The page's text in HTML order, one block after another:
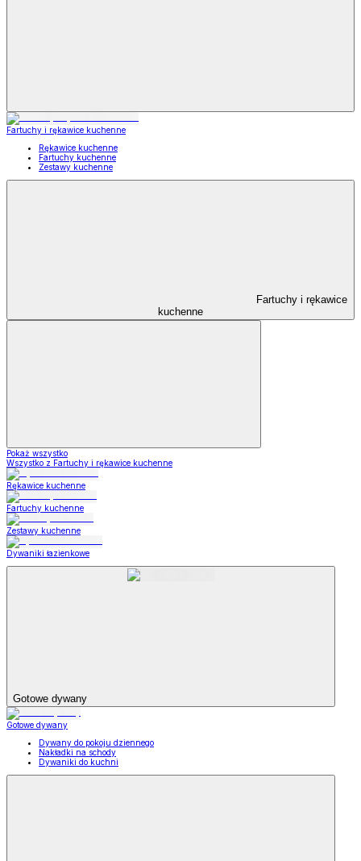
Fartuchy i rękawice kuchenne
Rękawice kuchenne
Fartuchy kuchenne
Zestawy kuchenne
Fartuchy i rękawice
kuchenne
Pokaż wszystko
Wszystko z Fartuchy i rękawice kuchenne
Rękawice kuchenne
Fartuchy kuchenne
Zestawy kuchenne
Dywaniki łazienkowe
Gotowe dywany
Gotowe dywany
Dywany do pokoju dziennego
Nakładki na schody
Dywaniki do kuchni